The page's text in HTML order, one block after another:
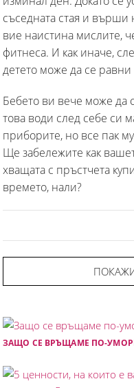
съседната стая и
вие наистина мислите,
фитнеса. И как иначе,
детето може да се
Бебето ви вече може да
това води след себе си
приборите, но все пак
Ще забележите как
хващата с пръстчета
времето, нали?
ЗАЩО СЕ ВРЪЩАМЕ ПО-